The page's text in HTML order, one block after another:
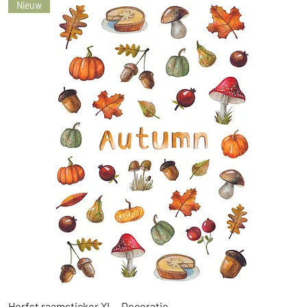
Snel overzicht
Nieuw